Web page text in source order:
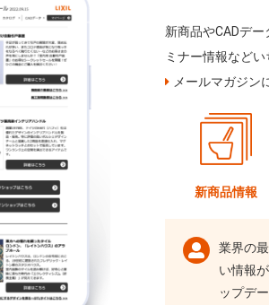
新商品やCADデ
ミナー情報などい
メールマガジン
新商品情報
業界の
い情報
ップデ